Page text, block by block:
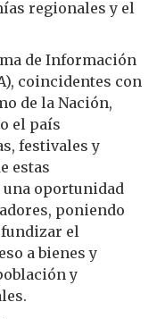
regionales y el
de Información
coincidentes con
de la Nación,
el país
festivales y
estas
oportunidad
poniendo
el
a bienes y
y